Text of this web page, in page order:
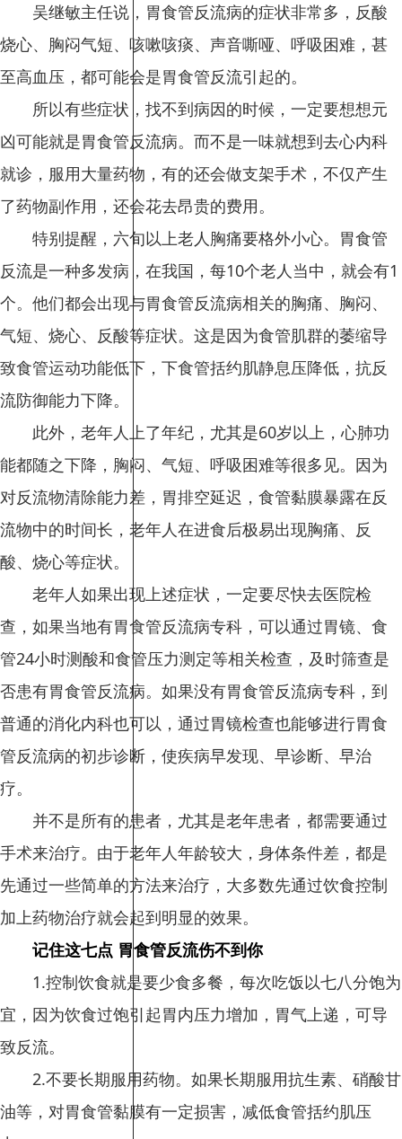
吴继敏主任说，胃食管反流病的症状非常多，反酸
烧心、胸闷气短、咳嗽咳痰、声音嘶哑、呼吸困难，甚
至高血压，都可能会是胃食管反流引起的。
所以有些症状，找不到病因的时候，一定要想想元
凶可能就是胃食管反流病。而不是一味就想到去心内科
就诊，服用大量药物，有的还会做支架手术，不仅产生
了药物副作用，还会花去昂贵的费用。
特别提醒，六旬以上老人胸痛要格外小心。胃食管
反流是一种多发病，在我国，每10个老人当中，就会有1
个。他们都会出现与胃食管反流病相关的胸痛、胸闷、
气短、烧心、反酸等症状。这是因为食管肌群的萎缩导
致食管运动功能低下，下食管括约肌静息压降低，抗反
流防御能力下降。
此外，老年人上了年纪，尤其是60岁以上，心肺功
能都随之下降，胸闷、气短、呼吸困难等很多见。因为
对反流物清除能力差，胃排空延迟，食管黏膜暴露在反
流物中的时间长，老年人在进食后极易出现胸痛、反
酸、烧心等症状。
老年人如果出现上述症状，一定要尽快去医院检
查，如果当地有胃食管反流病专科，可以通过胃镜、食
管24小时测酸和食管压力测定等相关检查，及时筛查是
否患有胃食管反流病。如果没有胃食管反流病专科，到
普通的消化内科也可以，通过胃镜检查也能够进行胃食
管反流病的初步诊断，使疾病早发现、早诊断、早治
疗。
并不是所有的患者，尤其是老年患者，都需要通过
手术来治疗。由于老年人年龄较大，身体条件差，都是
先通过一些简单的方法来治疗，大多数先通过饮食控制
加上药物治疗就会起到明显的效果。
记住这七点 胃食管反流伤不到你
1.控制饮食就是要少食多餐，每次吃饭以七八分饱为
宜，因为饮食过饱引起胃内压力增加，胃气上递，可导
致反流。
2.不要长期服用药物。如果长期服用抗生素、硝酸甘
油等，对胃食管黏膜有一定损害，减低食管括约肌压